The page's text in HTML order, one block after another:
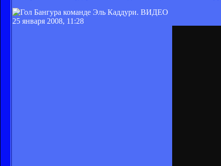
25 января 2008, 11:28